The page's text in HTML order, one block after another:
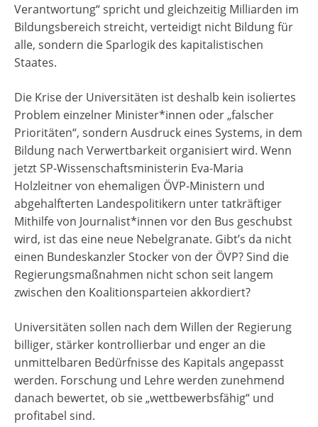
Verantwortung“ spricht und gleichzeitig Milliarden im
Bildungsbereich streicht, verteidigt nicht Bildung für
alle, sondern die Sparlogik des kapitalistischen
Staates.
Die Krise der Universitäten ist deshalb kein isoliertes
Problem einzelner Minister*innen oder „falscher
Prioritäten“, sondern Ausdruck eines Systems, in dem
Bildung nach Verwertbarkeit organisiert wird. Wenn
jetzt SP-Wissenschaftsministerin Eva-Maria
Holzleitner von ehemaligen ÖVP-Ministern und
abgehalfterten Landespolitikern unter tatkräftiger
Mithilfe von Journalist*innen vor den Bus geschubst
wird, ist das eine neue Nebelgranate. Gibt’s da nicht
einen Bundeskanzler Stocker von der ÖVP? Sind die
Regierungsmaßnahmen nicht schon seit langem
zwischen den Koalitionsparteien akkordiert?
Universitäten sollen nach dem Willen der Regierung
billiger, stärker kontrollierbar und enger an die
unmittelbaren Bedürfnisse des Kapitals angepasst
werden. Forschung und Lehre werden zunehmend
danach bewertet, ob sie „wettbewerbsfähig“ und
profitabel sind.